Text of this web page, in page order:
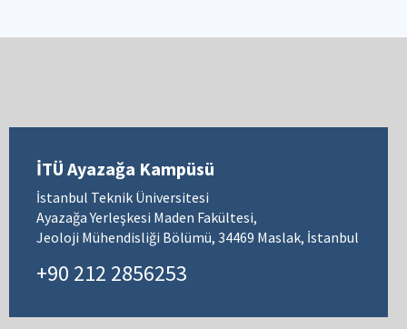
İTÜ Ayazağa Kampüsü
İstanbul Teknik Üniversitesi
Ayazağa Yerleşkesi Maden Fakültesi,
Jeoloji Mühendisliği Bölümü, 34469 Maslak, İstanbul
+90 212 2856253